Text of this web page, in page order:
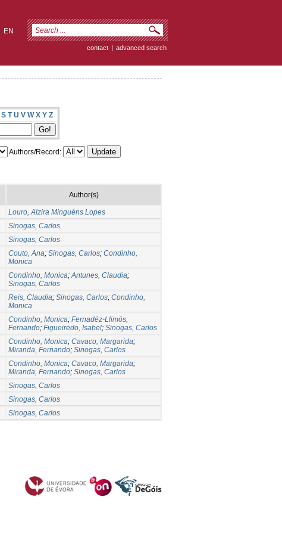
EN
contact | advanced search
S T U V W X Y Z
Authors/Record:
Author(s)
Louro, Alzira Minguéns Lopes
Sinogas, Carlos
Sinogas, Carlos
Couto, Ana; Sinogas, Carlos; Condinho,
Monica
Condinho, Monica;Antunes, Claudia;
Sinogas, Carlos
Reis, Claudia; Sinogas, Carlos; Condinho,
Monica
Condinho, Monica; Fernadéz-Llimós,
Fernando; Figueiredo, Isabel; Sinogas, Carlos
Condinho, Monica; Cavaco, Margarida;
Miranda, Fernando; Sinogas, Carlos
Condinho, Monica; Cavaco, Margarida;
Miranda, Fernando; Sinogas, Carlos
Sinogas, Carlos
Sinogas, Carlos
Sinogas, Carlos